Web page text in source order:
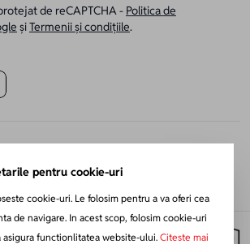
de reCAPTCHA - Politica de
șiTermenii și condițiile.
pentru cookie-uri
cookie-uri. Le folosim pentru a va oferi cea
de navigare. In acest scop, folosim cookie-uri
asigura functionlitatea website-ului. Citeste mai